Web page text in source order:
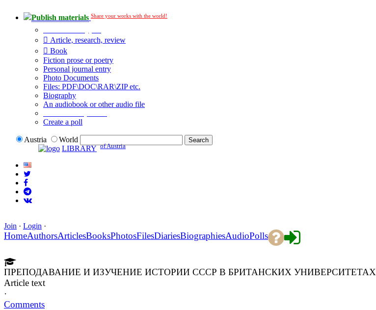
Publish materials Share your works with the world!
Article, research, review
Book
Fiction prose or poetry
Personal journal entry
Photo Documents
Files: PDF\DOC\RAR\ZIP etc.
Biography
An audiobook or other audio file
Create a poll
Austria
World
LIBRARY of Austria
Join · Login ·
HomeAuthorsArticlesBooksPhotosFilesDiariesBiographiesAudioPolls
ПРЕПОДАВАНИЕ И ИЗУЧЕНИЕ ИСТОРИИ СССР В БРИТАНСКИХ УНИВЕРСИТЕТАХ
Article text
·
Comments